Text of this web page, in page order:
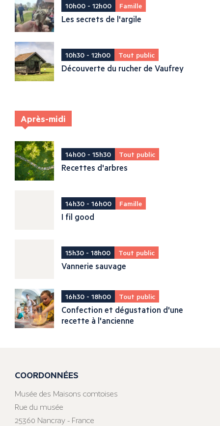
10h00 - 12h00 Famille
Les secrets de l'argile
10h30 - 12h00 Tout public
Découverte du rucher de Vaufrey
Après-midi
14h00 - 15h30 Tout public
Recettes d'arbres
14h30 - 16h00 Famille
I fil good
15h30 - 18h00 Tout public
Vannerie sauvage
16h30 - 18h00 Tout public
Confection et dégustation d'une
recette à l'ancienne
COORDONNÉES
Musée des Maisons comtoises
Rue du musée
25360 Nancray - France